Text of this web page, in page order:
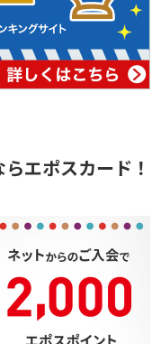
エポスカード！